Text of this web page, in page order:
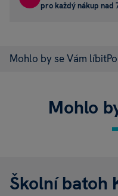
pro každý nákup nad
Mohlo by se Vám líbit
Mohlo
Školní batoh